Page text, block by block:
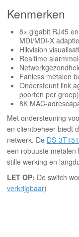
Kenmerken
8× gigabit RJ45
MDI/MDI-X
Hikvision
Realtime
Fanless metalen
Ondersteunt link
poorten per groep)
8K MAC-
Met ondersteuning
en clientbeheer biedt
netwerk. De DS-
een robuuste metalen
stille werking en
LET OP: De switch
verkrijgbaar)